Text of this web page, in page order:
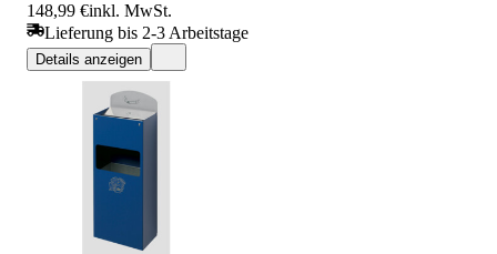
148,99 €inkl. MwSt.
Lieferung bis 2-3 Arbeitstage
Details anzeigen